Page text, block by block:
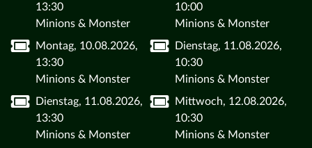
13:30
Minions & Monster
10:00
Minions & Monster
Montag, 10.08.2026,
13:30
Minions & Monster
Dienstag, 11.08.2026,
10:30
Minions & Monster
Dienstag, 11.08.2026,
13:30
Minions & Monster
Mittwoch, 12.08.2026,
10:30
Minions & Monster